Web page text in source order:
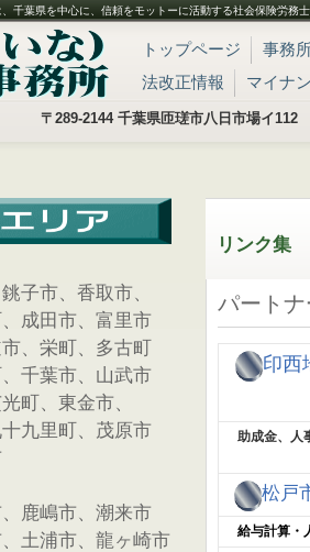
千葉県を中心に、信頼をモットーに活動する社会保険労務士
〒289-2144 千葉県匝瑳市八日市場イ112
トップページ 事務
法改正情報
マイナ
リンク集
パート
印西
助成金、人
松戸
給与計算・
子市、香取市、
成田市、富里市
、栄町、多古町
千葉市、山武市
町、東金市、
九里町、茂原市
鹿嶋市、潮来市
土浦市、龍ヶ崎市